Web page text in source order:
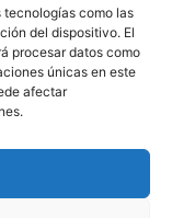
tecnologías como las
del dispositivo. El
procesar datos como
únicas en este
afectar